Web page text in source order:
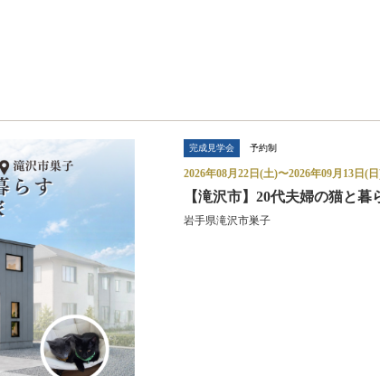
完成見学会 予約制
2026年08月22日(土)〜2026年09月13日(
【滝沢市】20代夫婦の猫と
岩手県滝沢市巣子